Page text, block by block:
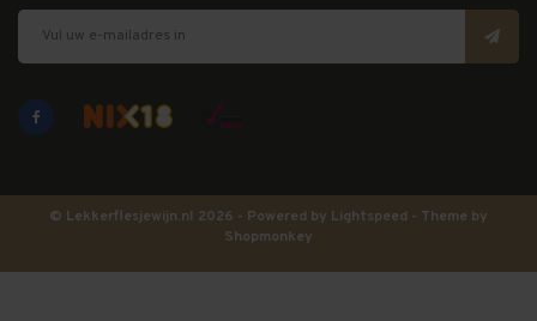
© Lekkerflesjewijn.nl 2026 - Powered by Lightspeed - Theme by
Shopmonkey